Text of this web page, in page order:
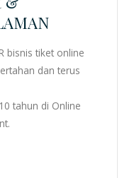
bisnis tiket online
dan terus
tahun di Online
.